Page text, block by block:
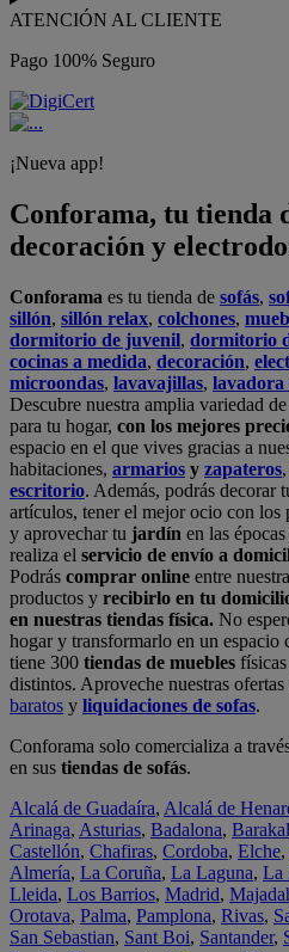
ATENCIÓN AL CLIENTE
Pago 100% Seguro
¡Nueva app!
Conforama, tu tienda
decoración y
Conforama es tu tienda de sofás,
sillón, sillón relax, colchones,
dormitorio de juvenil, dormitorio
cocinas a medida, decoración,
microondas, lavavajillas, lavadora
Descubre nuestra amplia variedad
para tu hogar, con los mejores
espacio en el que vives gracias a
habitaciones, armarios y zapateros,
escritorio. Además, podrás decorar
artículos, tener el mejor ocio con los
y aprovechar tu jardín en las
realiza el servicio de envío a
Podrás comprar online entre
productos y recibirlo en tu
en nuestras tiendas física. No
hogar y transformarlo en un espacio
tiene 300 tiendas de muebles
distintos. Aproveche nuestras ofertas
baratos y liquidaciones de sofas.
Conforama solo comercializa a
en sus tiendas de sofás.
Alcalá de Guadaíra, Alcalá de
Arinaga, Asturias, Badalona,
Castellón, Chafiras, Cordoba, Elche,
Almería, La Coruña, La Laguna, La
Lleida, Los Barrios, Madrid,
Orotava, Palma, Pamplona, Rivas,
San Sebastian, Sant Boi, Santander,